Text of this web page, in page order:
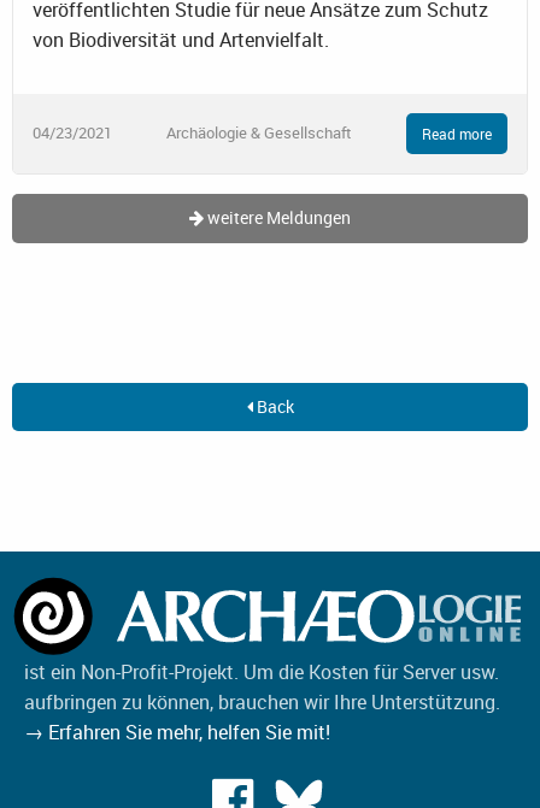
veröffentlichten Studie für neue Ansätze zum Schutz
von Biodiversität und Artenvielfalt.
04/23/2021 Archäologie & Gesellschaft Read more
weitere Meldungen
Back
ist ein Non-Profit-Projekt. Um die Kosten für Server usw.
aufbringen zu können, brauchen wir Ihre Unterstützung.
→ Erfahren Sie mehr, helfen Sie mit!